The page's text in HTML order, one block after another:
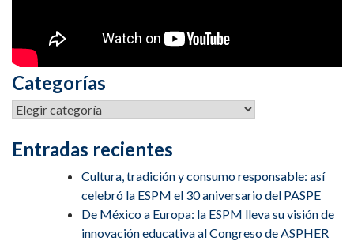
Categorías
Categorías
Entradas recientes
Cultura, tradición y consumo responsable: así
celebró la ESPM el 30 aniversario del PASPE
De México a Europa: la ESPM lleva su visión de
innovación educativa al Congreso de ASPHER